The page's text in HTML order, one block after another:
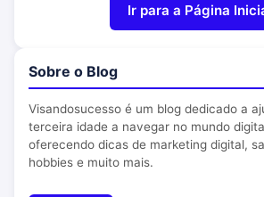
Ir para a Página
Sobre o Blog
Visandosucesso é um blog dedicado a
terceira idade a navegar no mundo
oferecendo dicas de marketing digital,
hobbies e muito mais.